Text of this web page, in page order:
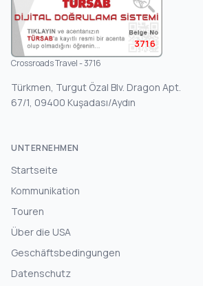
3716
Crossroads Travel - 3716
Türkmen, Turgut Özal Blv. Dragon Apt.
67/1, 09400 Kuşadası/Aydın
UNTERNEHMEN
Startseite
Kommunikation
Touren
Über die USA
Geschäftsbedingungen
Datenschutz